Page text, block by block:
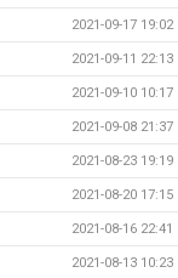
2021-09-17 19:02
2021-09-11 22:13
2021-09-10 10:17
2021-09-08 21:37
2021-08-23 19:19
2021-08-20 17:15
2021-08-16 22:41
2021-08-13 10:23